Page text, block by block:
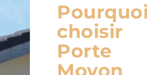
choisir
Porte
Moyon